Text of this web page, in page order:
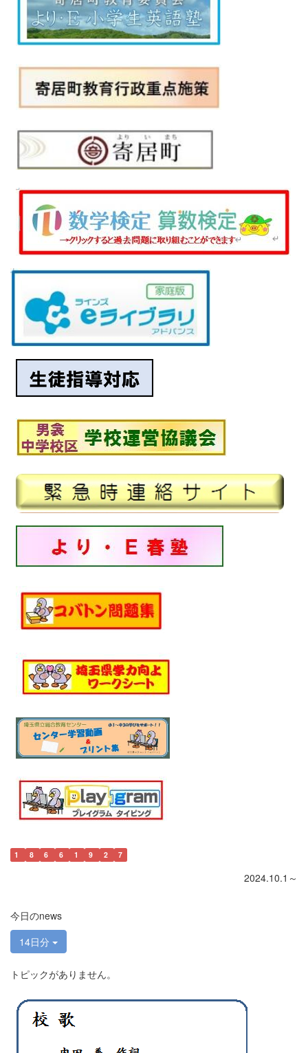
1 8 6 6 1 9 2 7
2024.10.1～
今日のnews
14日分
トピックがありません。